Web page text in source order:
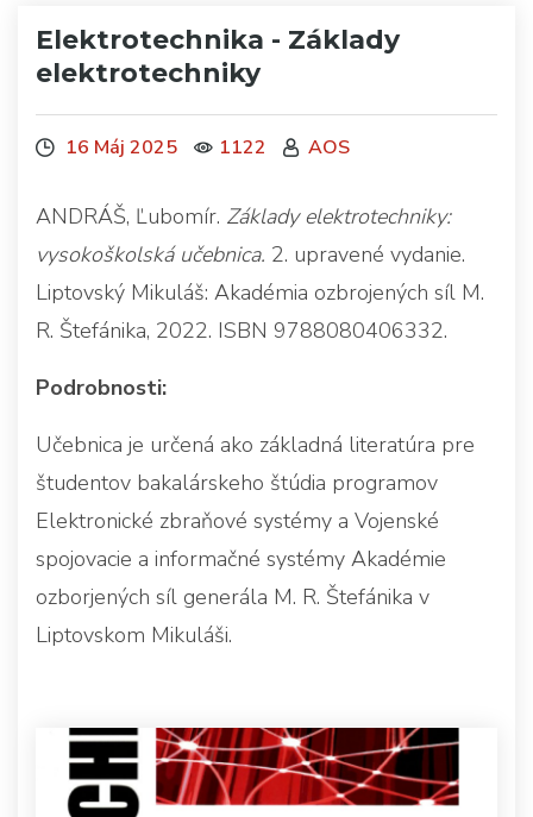
Elektrotechnika - Základy
elektrotechniky
16 Máj 2025 1122 AOS
ANDRÁŠ, Ľubomír. Základy elektrotechniky:
vysokoškolská učebnica. 2. upravené vydanie.
Liptovský Mikuláš: Akadémia ozbrojených síl M.
R. Štefánika, 2022. ISBN 9788080406332.
Podrobnosti:
Učebnica je určená ako základná literatúra pre
študentov bakalárskeho štúdia programov
Elektronické zbraňové systémy a Vojenské
spojovacie a informačné systémy Akadémie
ozborjených síl generála M. R. Štefánika v
Liptovskom Mikuláši.